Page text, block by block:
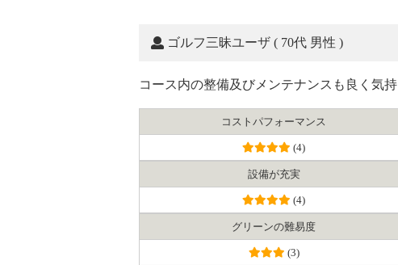
ゴルフ三昧ユーザ ( 70代 男性 )
コース内の整備及びメンテナンスも良く気
コスト パフォーマンス
(4)
設備が充実
(4)
グリーンの難易度
(3)